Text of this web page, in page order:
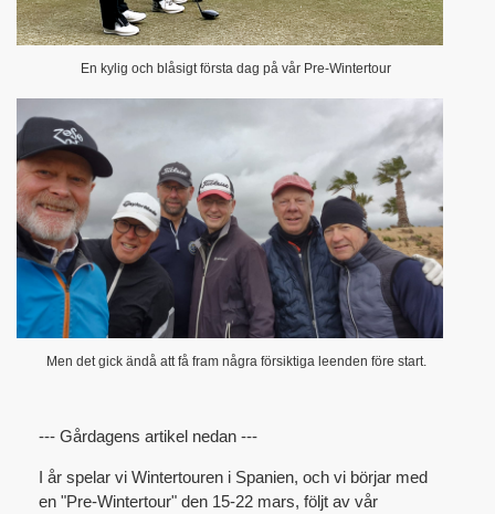
En kylig och blåsigt första dag på vår Pre-Wintertour
Men det gick ändå att få fram några försiktiga leenden före start.
--- Gårdagens artikel nedan ---
I år spelar vi Wintertouren i Spanien, och vi börjar med
en "Pre-Wintertour" den 15-22 mars, följt av vår